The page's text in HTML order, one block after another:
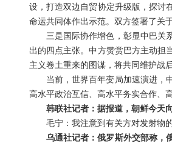
设，打造双边自贸协定升级版，探讨
命运共同体作出示范。双方签署了关
三是国际协作增色，彰显中巴关
出的四点主张。中方赞赏巴方主动担
主义卷土重来的图谋，将共同维护战
当前，世界百年变局加速演进，
高水平政治互信、高水平务实合作、
韩联社记者：据报道，朝鲜今天
毛宁：我注意到有关方对发射物
乌通社记者：俄罗斯外交部称，